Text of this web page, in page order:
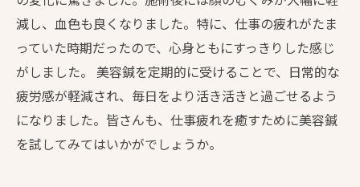
減し、血色も良くなりました。特に、仕事の疲れがたま
っていた時期だったので、心身ともにすっきりした感じ
がしました。 美容鍼を定期的に受けることで、日常的な
疲労感が軽減され、毎日をより活き活きと過ごせるよう
になりました。皆さんも、仕事疲れを癒すために美容鍼
を試してみてはいかがでしょうか。